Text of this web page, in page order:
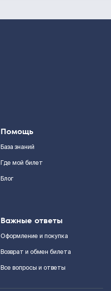
Помощь
База знаний
Где мой билет
Блог
Важные ответы
Оформление и покупка
Возврат и обмен билета
Все вопросы и ответы